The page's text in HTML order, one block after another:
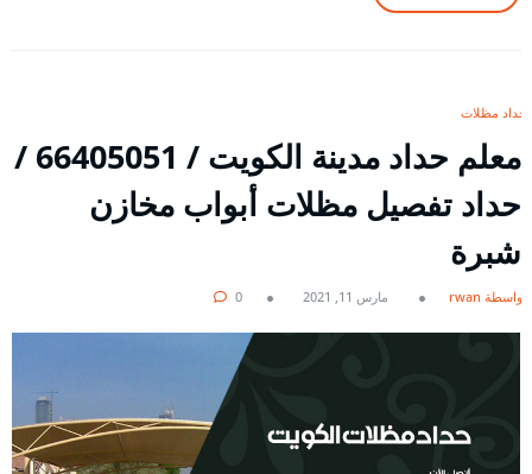
حداد مظلات
معلم حداد مدينة الكويت / 66405051 /
حداد تفصيل مظلات أبواب مخازن
شبرة
بواسطة rwan مارس 11, 2021 0